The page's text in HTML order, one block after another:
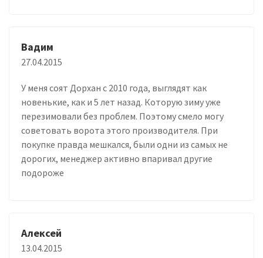
Вадим
27.04.2015
У меня соят Дорхан с 2010 года, выглядят как
новенькие, как и 5 лет назад. Которую зиму уже
перезимовали без проблем. Поэтому смело могу
советовать ворота этого производителя. При
покупке правда мешкался, были одни из самых не
дорогих, менеджер активно впаривал другие
подороже
Алексей
13.04.2015